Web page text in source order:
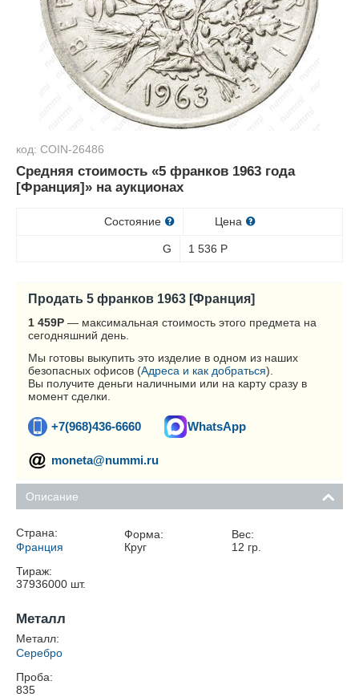
код: COIN-26486
Средняя стоимость «5 франков 1963 года
[Франция]» на аукционах
Состояние Цена
G 1 536 Р
Продать 5 франков 1963 [Франция]
1 459Р — максимальная стоимость этого предмета на
сегодняшний день.
Мы готовы выкупить это изделие в одном из наших
безопасных офисов (Адреса и как добраться).
Вы получите деньги наличными или на карту сразу в
момент сделки.
+7(968)436-6660 WhatsApp
moneta@nummi.ru
Описание
Страна:
Франция
Форма:
Круг
Вес:
12 гр.
Тираж:
37936000 шт.
Металл
Металл:
Серебро
Проба:
835